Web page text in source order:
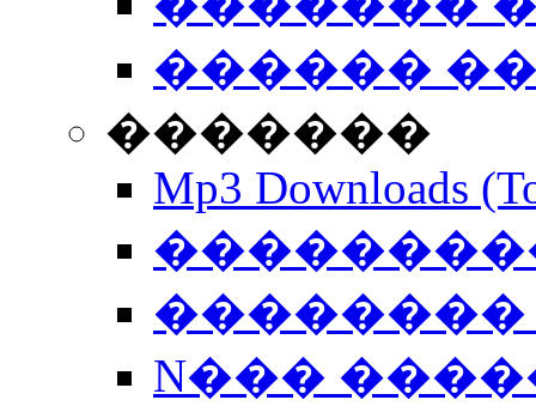
������
�������
Mp3 Downloads
��������
N���